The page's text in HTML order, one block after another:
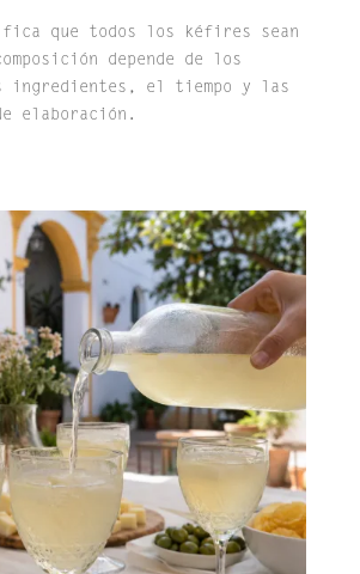
que todos los kéfires sean
depende de los
el tiempo y las
elaboración.